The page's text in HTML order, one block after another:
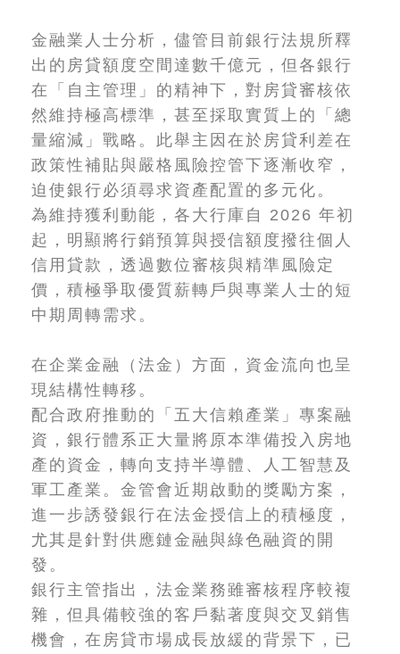
金融業人士分析，儘管目前銀行法規所釋
出的房貸額度空間達數千億元，但各銀行
在「自主管理」的精神下，對房貸審核依
然維持極高標準，甚至採取實質上的「總
量縮減」戰略。此舉主因在於房貸利差在
政策性補貼與嚴格風險控管下逐漸收窄，
迫使銀行必須尋求資產配置的多元化。
為維持獲利動能，各大行庫自 2026 年初
起，明顯將行銷預算與授信額度撥往個人
信用貸款，透過數位審核與精準風險定
價，積極爭取優質薪轉戶與專業人士的短
中期周轉需求。
在企業金融（法金）方面，資金流向也呈
現結構性轉移。
配合政府推動的「五大信賴產業」專案融
資，銀行體系正大量將原本準備投入房地
產的資金，轉向支持半導體、人工智慧及
軍工產業。金管會近期啟動的獎勵方案，
進一步誘發銀行在法金授信上的積極度，
尤其是針對供應鏈金融與綠色融資的開
發。
銀行主管指出，法金業務雖審核程序較複
雜，但具備較強的客戶黏著度與交叉銷售
機會，在房貸市場成長放緩的背景下，已